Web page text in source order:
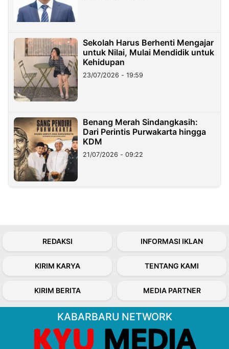
Sekolah Harus Berhenti Mengajar
untuk Nilai, Mulai Mendidik untuk
Kehidupan
23/07/2026 - 19:59
Benang Merah Sindangkasih:
Dari Perintis Purwakarta hingga
KDM
21/07/2026 - 09:22
REDAKSI INFORMASI IKLAN
KIRIM KARYA TENTANG KAMI
KIRIM BERITA MEDIA PARTNER
KABARBARU NETWORK